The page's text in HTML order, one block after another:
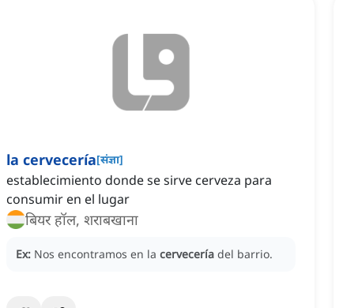
la cervecería[संज्ञा]
establecimiento donde se sirve cerveza para
consumir en el lugar
बियर हॉल, शराबखाना
Ex: Nos encontramos en la cervecería del barrio.